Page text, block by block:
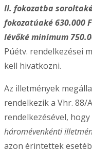
II. fokozatba
fokozatúaké 630.000
lévőké minimum
Púétv. rendelkezései
kell hivatkozni.
Az illetmények
rendelkezik a Vhr. 88/
rendelkezésével,
háromévenkénti
azon érintettek